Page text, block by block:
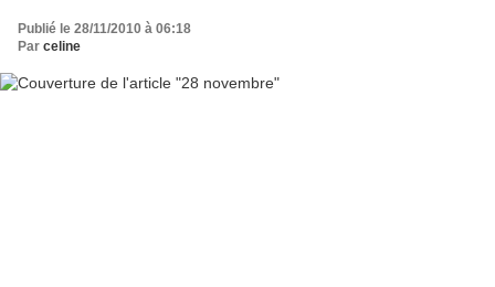
Publié le 28/11/2010 à 06:18
Par celine